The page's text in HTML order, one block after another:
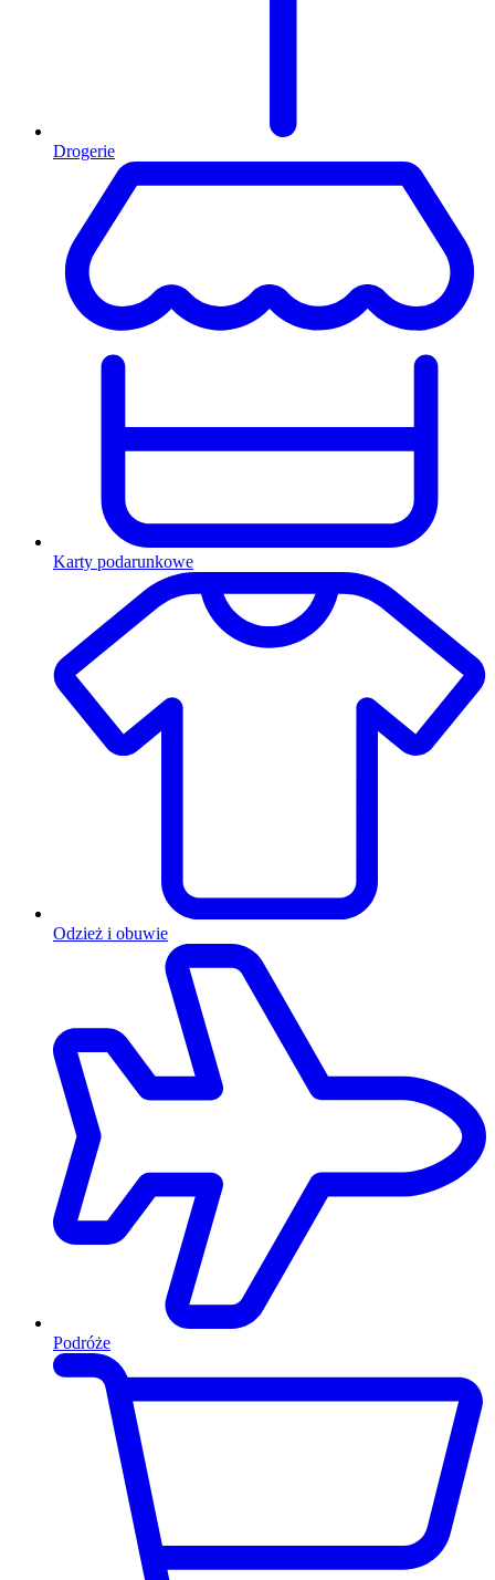
Drogerie
Karty podarunkowe
Odzież i obuwie
Podróże